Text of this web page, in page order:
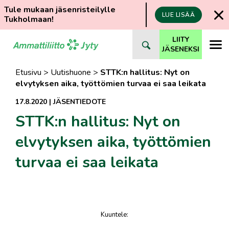
Tule mukaan jäsenristeilylle
Tukholmaan!
LUE LISÄÄ
suoraan
LIITY
JÄSENEKSI
Etusivu > Uutishuone > STTK:n hallitus: Nyt on
elvytyksen aika, työttömien turvaa ei saa leikata
17.8.2020 |JÄSENTIEDOTE
STTK:n hallitus: Nyt on
elvytyksen aika, työttömien
turvaa ei saa leikata
Kuuntele: